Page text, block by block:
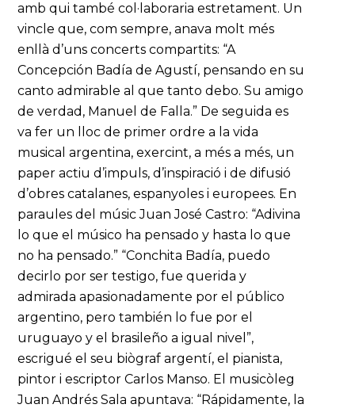
amb qui també col·laboraria estretament. Un
vincle que, com sempre, anava molt més
enllà d’uns concerts compartits: “A
Concepción Badía de Agustí, pensando en su
canto admirable al que tanto debo. Su amigo
de verdad, Manuel de Falla.” De seguida es
va fer un lloc de primer ordre a la vida
musical argentina, exercint, a més a més, un
paper actiu d’impuls, d’inspiració i de difusió
d’obres catalanes, espanyoles i europees. En
paraules del músic Juan José Castro: “Adivina
lo que el músico ha pensado y hasta lo que
no ha pensado.” “Conchita Badía, puedo
decirlo por ser testigo, fue querida y
admirada apasionadamente por el público
argentino, pero también lo fue por el
uruguayo y el brasileño a igual nivel”,
escrigué el seu biògraf argentí, el pianista,
pintor i escriptor Carlos Manso. El musicòleg
Juan Andrés Sala apuntava: “Rápidamente, la